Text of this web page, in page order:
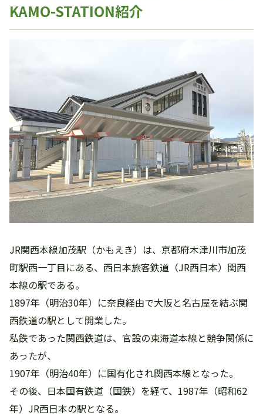
KAMO-STATION紹介
JR関西本線加茂駅（かもえき）は、京都府木津川市加茂
町駅西一丁目にある、西日本旅客鉄道（JR西日本）関西
本線の駅である。
1897年（明治30年）に奈良経由で大阪と名古屋を結ぶ関
西鉄道の駅として開業した。
私鉄であった関西鉄道は、官設の東海道本線と競争関係に
あったが、
1907年（明治40年）に国有化され関西本線となった。
その後、日本国有鉄道（国鉄）を経て、1987年（昭和62
年）JR西日本の駅となる。